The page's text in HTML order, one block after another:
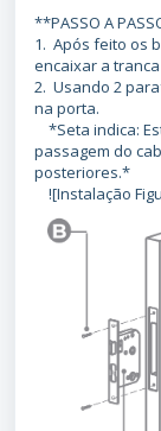
**PASSO A
1. Após feito os
encaixar a
2. Usando 2
na porta.
*Seta indica:
passagem do
posteriores.*
![Instalação